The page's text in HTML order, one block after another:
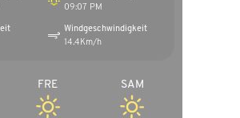
09:07 PM
Windgeschwindigkeit
14.4Km/h
FRE SAM